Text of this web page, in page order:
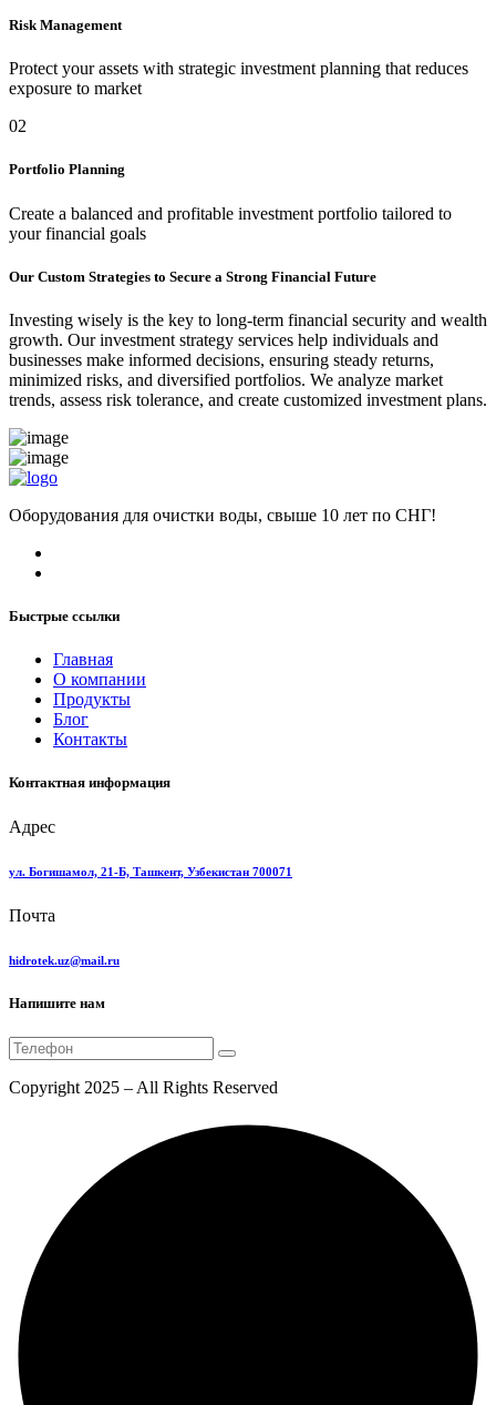
Risk Management
Protect your assets with strategic investment planning that reduces
exposure to market
02
Portfolio Planning
Create a balanced and profitable investment portfolio tailored to
your financial goals
Our Custom Strategies to Secure a Strong Financial Future
Investing wisely is the key to long-term financial security and wealth
growth. Our investment strategy services help individuals and
businesses make informed decisions, ensuring steady returns,
minimized risks, and diversified portfolios. We analyze market
trends, assess risk tolerance, and create customized investment plans.
Оборудования для очистки воды, свыше 10 лет по СНГ!
Быстрые ссылки
Главная
О компании
Продукты
Блог
Контакты
Контактная информация
Адрес
ул. Богишамол, 21-Б, Ташкент, Узбекистан 700071
Почта
hidrotek.uz@mail.ru
Напишите нам
Copyright 2025 – All Rights Reserved